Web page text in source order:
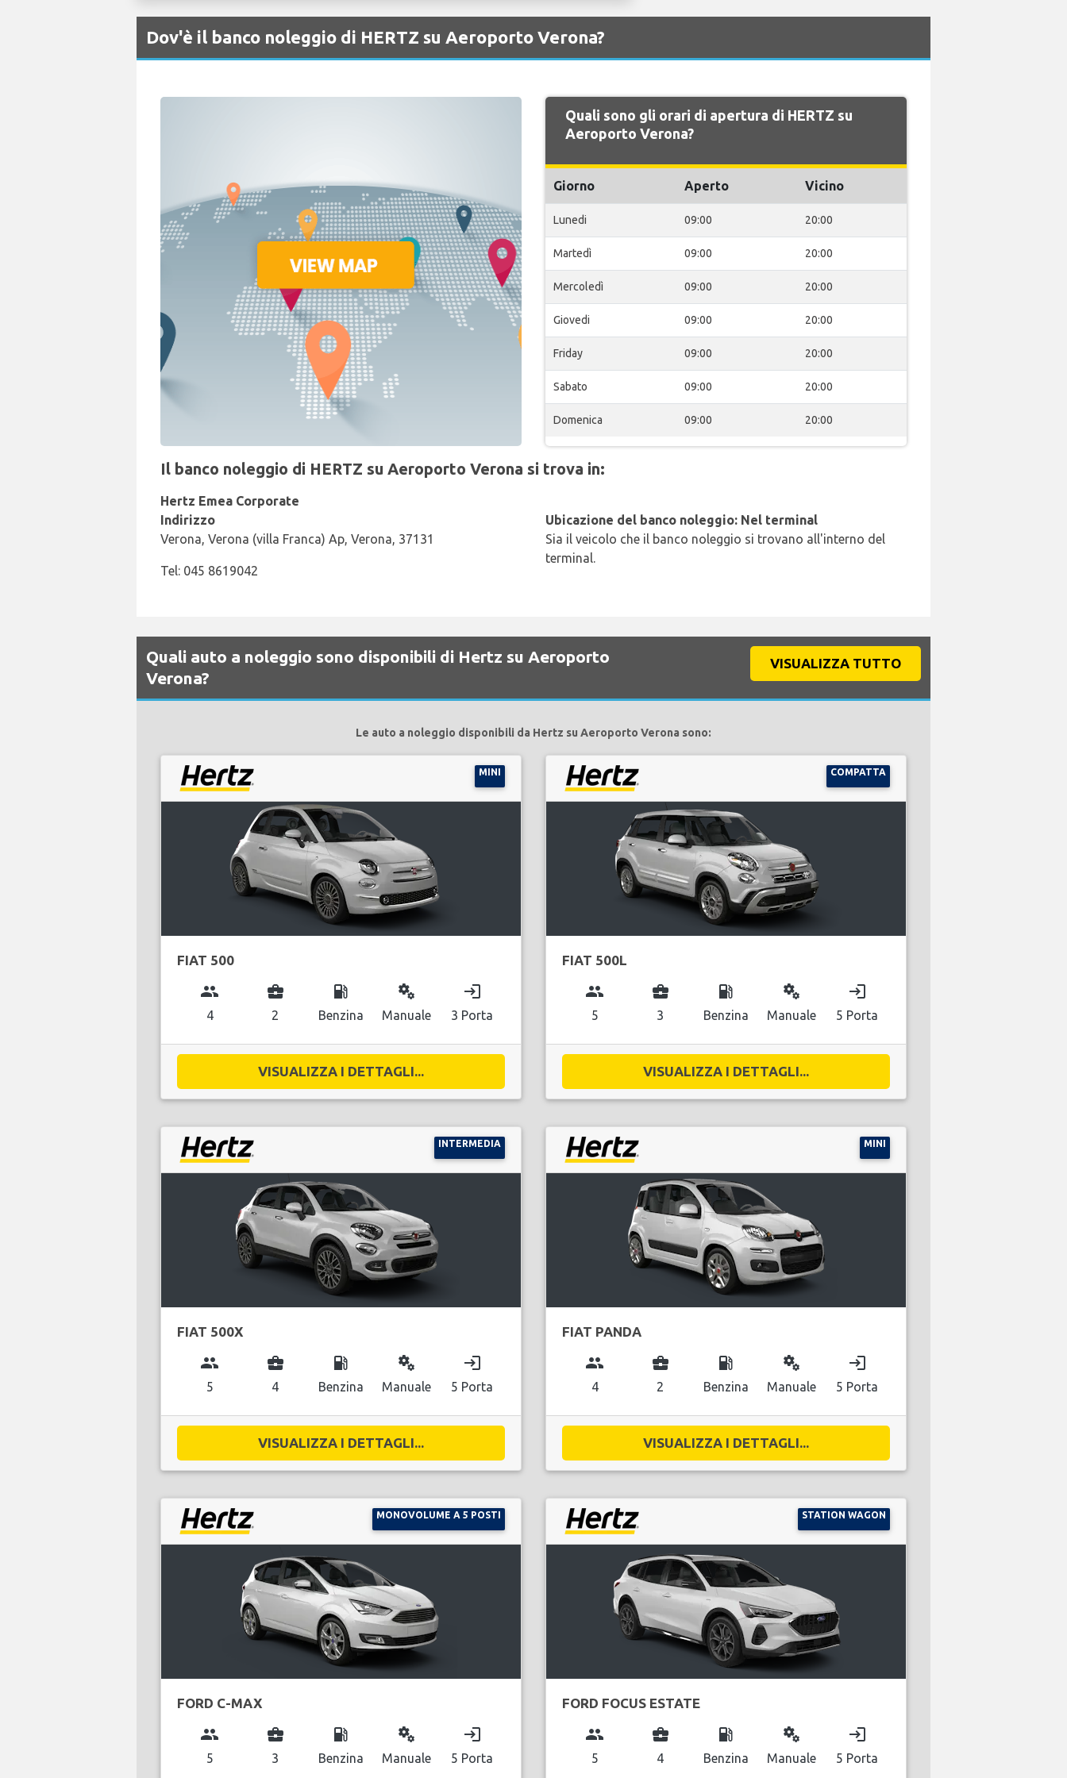
Dov'è il banco noleggio di HERTZ su Aeroporto Verona?
Quali sono gli orari di apertura di HERTZ su
Aeroporto Verona?
Giorno Aperto Vicino
Lunedi 09:00 20:00
Martedì 09:00 20:00
Mercoledì 09:00 20:00
Giovedi 09:00 20:00
Friday 09:00 20:00
Sabato 09:00 20:00
Domenica 09:00 20:00
Il banco noleggio di HERTZ su Aeroporto Verona si trova in:
Hertz Emea Corporate
Indirizzo
Verona, Verona (villa Franca) Ap, Verona, 37131
Tel: 045 8619042
Ubicazione del banco noleggio: Nel terminal
Sia il veicolo che il banco noleggio si trovano all'interno del
terminal.
Quali auto a noleggio sono disponibili di Hertz su Aeroporto
Verona?
VISUALIZZA TUTTO
Le auto a noleggio disponibili da Hertz su Aeroporto Verona sono:
MINI
FIAT 500
group
4
business_center
2
local_gas_station
Benzina
miscellaneous_services
Manuale
login
3 Porta
VISUALIZZA I DETTAGLI...
COMPATTA
FIAT 500L
group
5
business_center
3
local_gas_station
Benzina
miscellaneous_services
Manuale
login
5 Porta
VISUALIZZA I DETTAGLI...
INTERMEDIA
FIAT 500X
group
5
business_center
4
local_gas_station
Benzina
miscellaneous_services
Manuale
login
5 Porta
VISUALIZZA I DETTAGLI...
MINI
FIAT PANDA
group
4
business_center
2
local_gas_station
Benzina
miscellaneous_services
Manuale
login
5 Porta
VISUALIZZA I DETTAGLI...
MONOVOLUME A 5 POSTI
FORD C-MAX
group
5
business_center
3
local_gas_station
Benzina
miscellaneous_services
Manuale
login
5 Porta
STATION WAGON
FORD FOCUS ESTATE
group
5
business_center
4
local_gas_station
Benzina
miscellaneous_services
Manuale
login
5 Porta